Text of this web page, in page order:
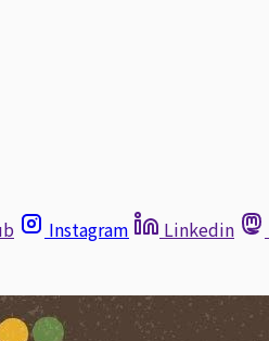
Instagram Linkedin